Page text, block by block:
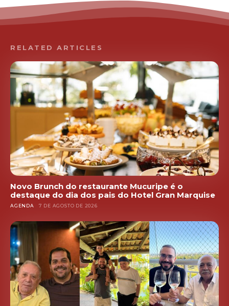
RELATED ARTICLES
Novo Brunch do restaurante Mucuripe é o
destaque do dia dos pais do Hotel Gran Marquise
AGENDA 7 DE AGOSTO DE 2026